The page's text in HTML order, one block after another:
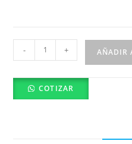
1406-
R
Casco
- + AÑADIR
COTIZAR